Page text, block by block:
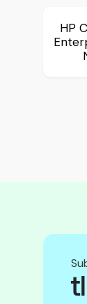
HP